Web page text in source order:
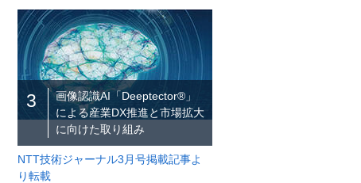
3
画像認識AI「Deeptector®」
による産業DX推進と市場拡大
に向けた取り組み
NTT技術ジャーナル3月号掲載記事よ
り転載